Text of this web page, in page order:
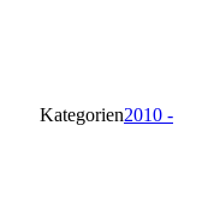
Kategorien2010 -